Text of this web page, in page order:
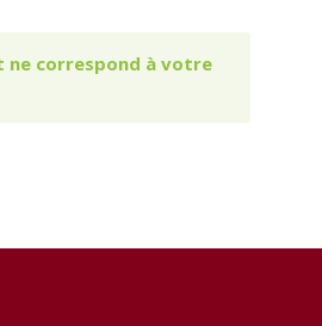
ne correspond à votre